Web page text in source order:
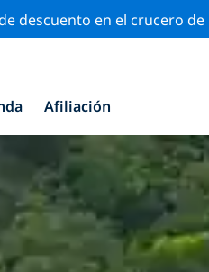
descuento en el crucero de
Afiliación